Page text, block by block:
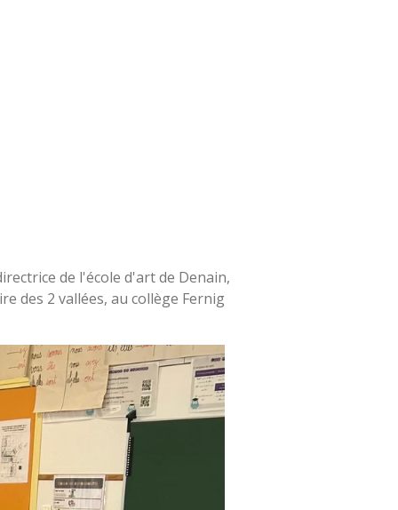
de l'école d'art de Denain,
des 2 vallées, au collège Fernig